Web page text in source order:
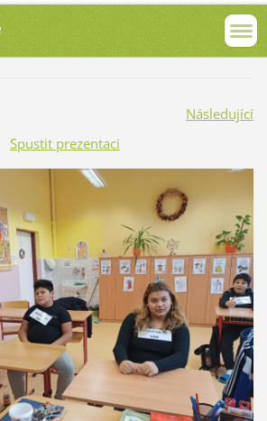
Následující
Spustit prezentaci